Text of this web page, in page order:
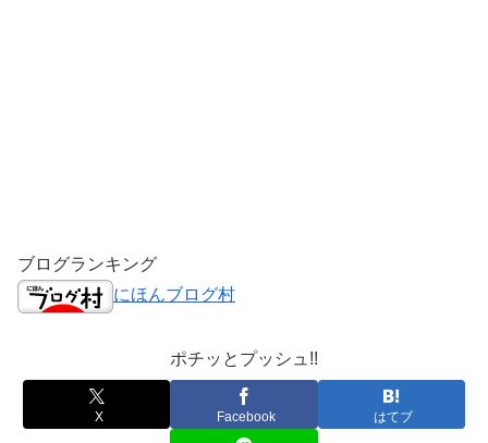
ブログランキング
にほんブログ村
ポチッとプッシュ!!
X Facebook はてブ